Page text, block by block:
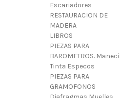
Escariadores
RESTAURACION DE
MADERA
LIBROS
PIEZAS PARA
BAROMETROS.
Tinta Especos
PIEZAS PARA
GRAMOFONOS